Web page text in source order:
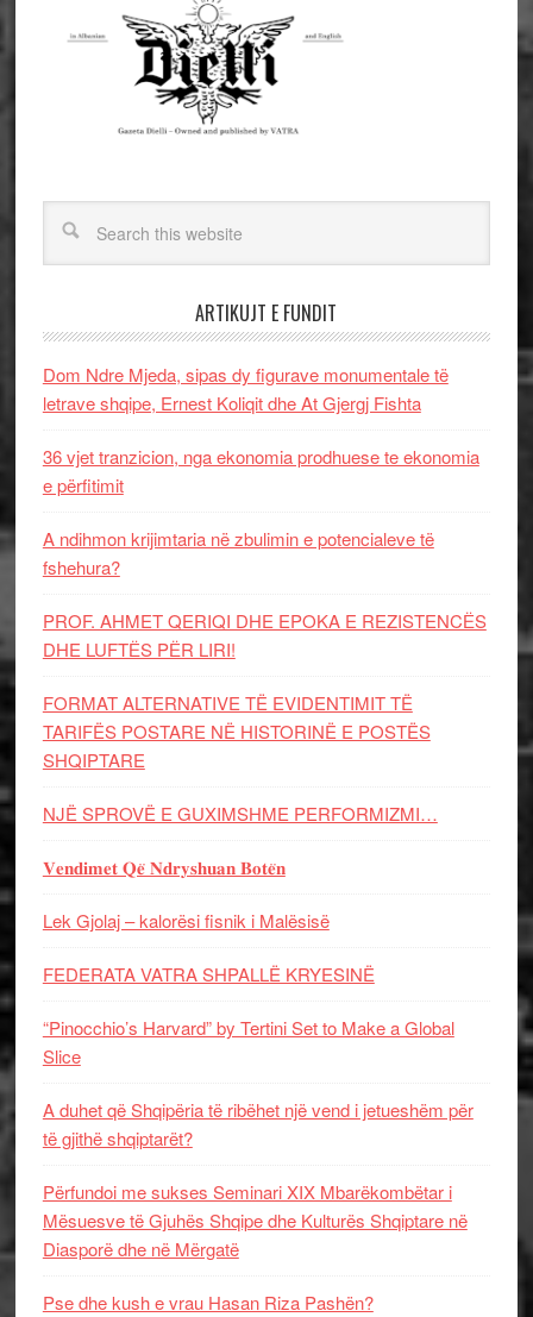
ARTIKUJT E FUNDIT
Dom Ndre Mjeda, sipas dy figurave monumentale të
letrave shqipe, Ernest Koliqit dhe At Gjergj Fishta
36 vjet tranzicion, nga ekonomia prodhuese te ekonomia
e përfitimit
A ndihmon krijimtaria në zbulimin e potencialeve të
fshehura?
PROF. AHMET QERIQI DHE EPOKA E REZISTENCЁS
DHE LUFTЁS PЁR LIRI!
FORMAT ALTERNATIVE TË EVIDENTIMIT TË
TARIFËS POSTARE NË HISTORINË E POSTËS
SHQIPTARE
NJË SPROVË E GUXIMSHME PERFORMIZMI…
𝐕𝐞𝐧𝐝𝐢𝐦𝐞𝐭 𝐐𝐞̈ 𝐍𝐝𝐫𝐲𝐬𝐡𝐮𝐚𝐧 𝐁𝐨𝐭𝐞̈𝐧
Lek Gjolaj – kalorësi fisnik i Malësisë
FEDERATA VATRA SHPALLË KRYESINË
“Pinocchio’s Harvard” by Tertini Set to Make a Global
Slice
A duhet që Shqipëria të ribëhet një vend i jetueshëm për
të gjithë shqiptarët?
Përfundoi me sukses Seminari XIX Mbarëkombëtar i
Mësuesve të Gjuhës Shqipe dhe Kulturës Shqiptare në
Diasporë dhe në Mërgatë
Pse dhe kush e vrau Hasan Riza Pashën?